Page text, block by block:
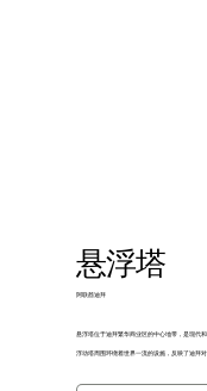
悬浮塔
阿联酋迪拜
悬浮塔位于迪拜繁华商业区的中心地带，是现代
浮动塔周围环绕着世界一流的设施，反映了迪拜